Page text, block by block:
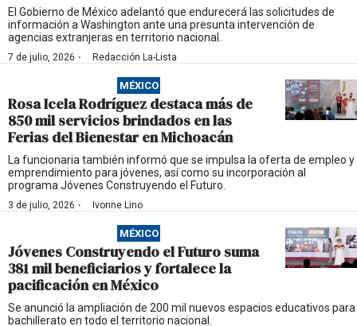
El Gobierno de México adelantó que endurecerá las solicitudes de
información a Washington ante una presunta intervención de
agencias extranjeras en territorio nacional.
7 de julio, 2026 · Redacción La-Lista
MÉXICO
Rosa Icela Rodríguez destaca más de
850 mil servicios brindados en las
Ferias del Bienestar en Michoacán
La funcionaria también informó que se impulsa la oferta de empleo y
emprendimiento para jóvenes, así como su incorporación al
programa Jóvenes Construyendo el Futuro.
3 de julio, 2026 · Ivonne Lino
MÉXICO
Jóvenes Construyendo el Futuro suma
381 mil beneficiarios y fortalece la
pacificación en México
Se anunció la ampliación de 200 mil nuevos espacios educativos para
bachillerato en todo el territorio nacional.